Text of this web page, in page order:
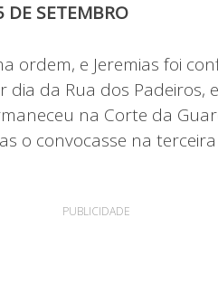
DE SETEMBRO
ordem, e Jeremias foi
da Rua dos Padeiros,
na Corte da
o convocasse na
PUBLICIDADE